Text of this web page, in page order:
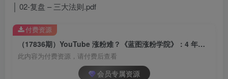
│ 02-复盘 – 三大法则.pdf
（17836期）YouTube 涨粉难？《蓝图涨粉学院》：4 年赚 460 万的大佬教策略，从0到百万有路径！
此内容为付费资源，请付费后查看
会员专属资源
付费资源